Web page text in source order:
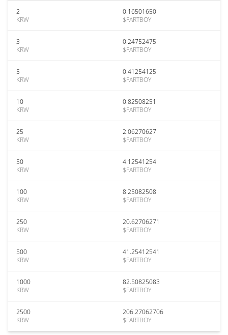
2
KRW
0.16501650
$FARTBOY
3
KRW
0.24752475
$FARTBOY
5
KRW
0.41254125
$FARTBOY
10
KRW
0.82508251
$FARTBOY
25
KRW
2.06270627
$FARTBOY
50
KRW
4.12541254
$FARTBOY
100
KRW
8.25082508
$FARTBOY
250
KRW
20.62706271
$FARTBOY
500
KRW
41.25412541
$FARTBOY
1000
KRW
82.50825083
$FARTBOY
2500
KRW
206.27062706
$FARTBOY